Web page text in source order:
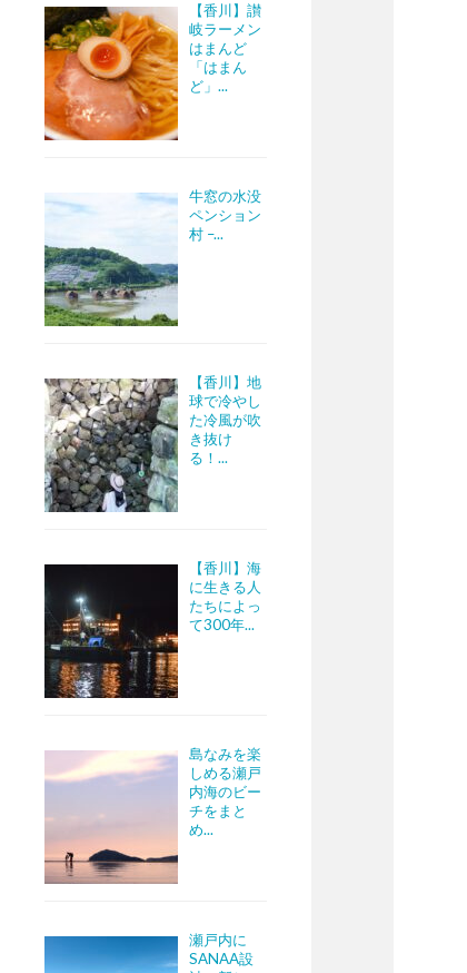
【香川】讃
岐ラーメン
はまんど
「はまん
ど」...
牛窓の水没
ペンション
村 –...
【香川】地
球で冷やし
た冷風が吹
き抜け
る！...
【香川】海
に生きる人
たちによっ
て300年...
島なみを楽
しめる瀬戸
内海のビー
チをまと
め...
瀬戸内に
SANAA設